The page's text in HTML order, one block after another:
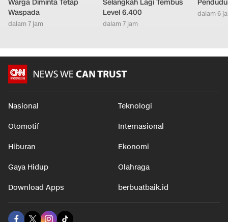
Warga Diminta Tetap
Waspada
dalam 7 jam
Selangkah Lagi Tembus
Level 6.400
dalam 7 jam
dalam 6
Nasional Teknologi
Otomotif Internasional
Hiburan Ekonomi
Gaya Hidup Olahraga
Download Apps berbuatbaik.id